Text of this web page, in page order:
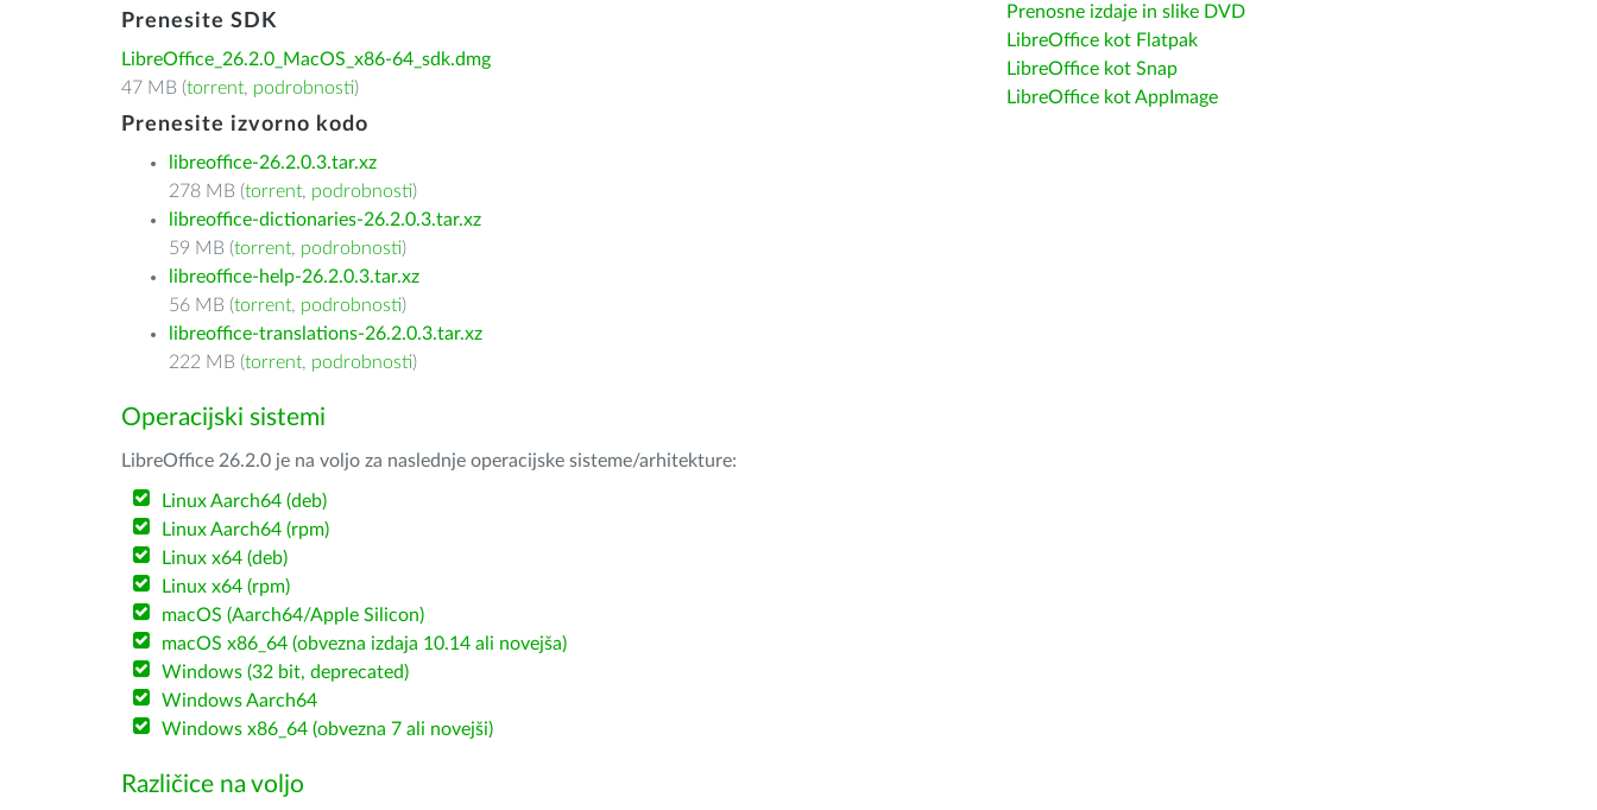
Prenesite SDK
LibreOffice_26.2.0_MacOS_x86-64_sdk.dmg
47 MB (torrent, podrobnosti)
Prenesite izvorno kodo
libreoffice-26.2.0.3.tar.xz
278 MB (torrent, podrobnosti)
libreoffice-dictionaries-26.2.0.3.tar.xz
59 MB (torrent, podrobnosti)
libreoffice-help-26.2.0.3.tar.xz
56 MB (torrent, podrobnosti)
libreoffice-translations-26.2.0.3.tar.xz
222 MB (torrent, podrobnosti)
Operacijski sistemi
LibreOffice 26.2.0 je na voljo za naslednje operacijske sisteme/arhitekture:
Linux Aarch64 (deb)
Linux Aarch64 (rpm)
Linux x64 (deb)
Linux x64 (rpm)
macOS (Aarch64/Apple Silicon)
macOS x86_64 (obvezna izdaja 10.14 ali novejša)
Windows (32 bit, deprecated)
Windows Aarch64
Windows x86_64 (obvezna 7 ali novejši)
Različice na voljo
Prenosne izdaje in slike DVD
LibreOffice kot Flatpak
LibreOffice kot Snap
LibreOffice kot AppImage